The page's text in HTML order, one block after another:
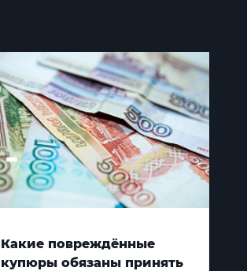
Какие повреждённые
купюры обязаны принять